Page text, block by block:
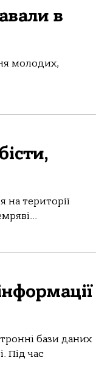
в
молодих,
на території
бази даних
Під час